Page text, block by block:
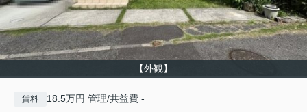
【外観】
賃料 18.5万円 管理/共益費 -